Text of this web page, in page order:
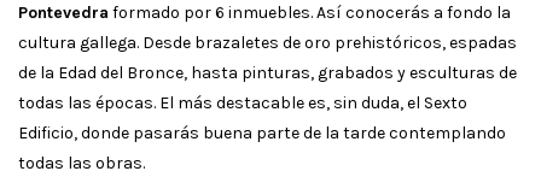
Pontevedra formado por 6 inmuebles. Así conocerás a fondo la
cultura gallega. Desde brazaletes de oro prehistóricos, espadas
de la Edad del Bronce, hasta pinturas, grabados y esculturas de
todas las épocas. El más destacable es, sin duda, el Sexto
Edificio, donde pasarás buena parte de la tarde contemplando
todas las obras.